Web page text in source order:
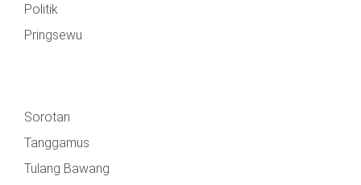
Politik
Pringsewu
Sorotan
Tanggamus
Tulang Bawang